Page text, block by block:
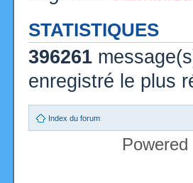
STATISTIQUES
396261
enregistré le plus
Index du forum
Powered